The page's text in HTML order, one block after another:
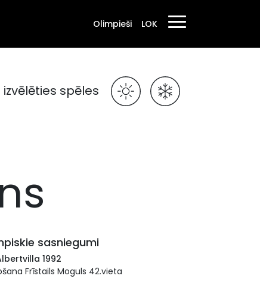
Olimpieši LOK
izvēlēties spēles
sasniegumi
1992
Frīstails Moguls 42.vieta